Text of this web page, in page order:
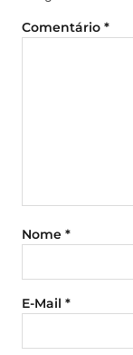
Comentário *
Nome *
E-Mail *